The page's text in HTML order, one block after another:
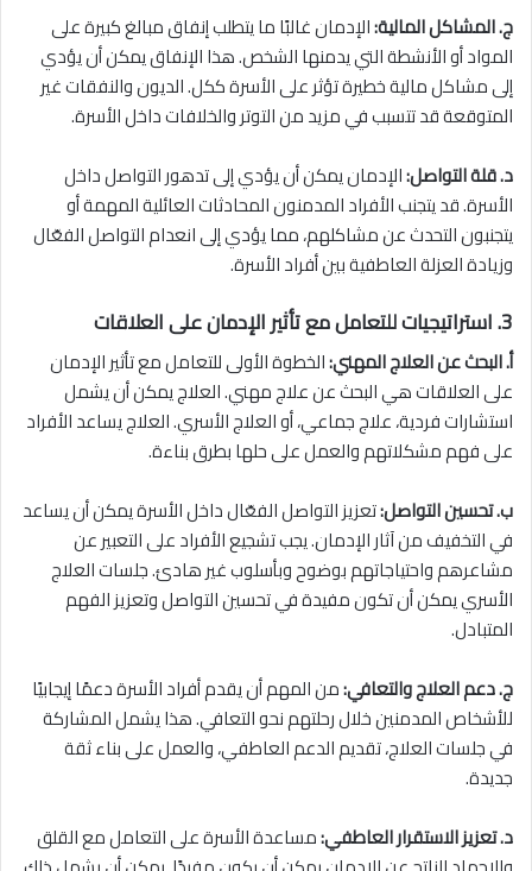
ج. المشاكل المالية:الإدمان غالبًا ما يتطلب إنفاق مبالغ كبيرة على
المواد أو الأنشطة التي يدمنها الشخص. هذا الإنفاق يمكن أن يؤدي
إلى مشاكل مالية خطيرة تؤثر على الأسرة ككل. الديون والنفقات غير
المتوقعة قد تتسبب في مزيد من التوتر والخلافات داخل الأسرة.
د. قلة التواصل:الإدمان يمكن أن يؤدي إلى تدهور التواصل داخل
الأسرة. قد يتجنب الأفراد المدمنون المحادثات العائلية المهمة أو
يتجنبون التحدث عن مشاكلهم، مما يؤدي إلى انعدام التواصل الفعّال
وزيادة العزلة العاطفية بين أفراد الأسرة.
3. استراتيجيات للتعامل مع تأثير الإدمان على العلاقات
أ. البحث عن العلاج المهني:الخطوة الأولى للتعامل مع تأثير الإدمان
على العلاقات هي البحث عن علاج مهني. العلاج يمكن أن يشمل
استشارات فردية، علاج جماعي، أو العلاج الأسري. العلاج يساعد الأفراد
على فهم مشكلاتهم والعمل على حلها بطرق بناءة.
ب. تحسين التواصل:تعزيز التواصل الفعّال داخل الأسرة يمكن أن يساعد
في التخفيف من آثار الإدمان. يجب تشجيع الأفراد على التعبير عن
مشاعرهم واحتياجاتهم بوضوح وبأسلوب غير هادئ. جلسات العلاج
الأسري يمكن أن تكون مفيدة في تحسين التواصل وتعزيز الفهم
المتبادل.
ج. دعم العلاج والتعافي:من المهم أن يقدم أفراد الأسرة دعمًا إيجابيًا
للأشخاص المدمنين خلال رحلتهم نحو التعافي. هذا يشمل المشاركة
في جلسات العلاج، تقديم الدعم العاطفي، والعمل على بناء ثقة
جديدة.
د. تعزيز الاستقرار العاطفي:مساعدة الأسرة على التعامل مع القلق